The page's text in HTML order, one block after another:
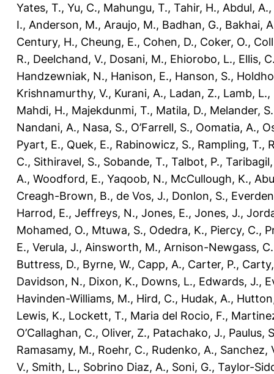
Yates, T., Yu, C., Mahungu, T., Tahir, H., Abdul, A.,
I., Anderson, M., Araujo, M., Badhan, G., Bakhai,
Century, H., Cheung, E., Cohen, D., Coker, O.,
R., Deelchand, V., Dosani, M., Ehiorobo, L., Ellis,
Handzewniak, N., Hanison, E., Hanson, S.,
Krishnamurthy, V., Kurani, A., Ladan, Z., Lamb, L.,
Mahdi, H., Majekdunmi, T., Matila, D., Melander, S.
Nandani, A., Nasa, S., O’Farrell, S., Oomatia, A.,
Pyart, E., Quek, E., Rabinowicz, S., Rampling, T.,
C., Sithiravel, S., Sobande, T., Talbot, P., Taribagil,
A., Woodford, E., Yaqoob, N., McCullough, K.,
Creagh-Brown, B., de Vos, J., Donlon, S.,
Harrod, E., Jeffreys, N., Jones, E., Jones, J.,
Mohamed, O., Mtuwa, S., Odedra, K., Piercy, C.,
E., Verula, J., Ainsworth, M., Arnison-Newgass, C.
Buttress, D., Byrne, W., Capp, A., Carter, P.,
Davidson, N., Dixon, K., Downs, L., Edwards, J.,
Havinden-Williams, M., Hird, C., Hudak, A.,
Lewis, K., Lockett, T., Maria del Rocio, F.,
O’Callaghan, C., Oliver, Z., Patachako, J., Paulus,
Ramasamy, M., Roehr, C., Rudenko, A., Sanchez,
V., Smith, L., Sobrino Diaz, A., Soni, G., Taylor-